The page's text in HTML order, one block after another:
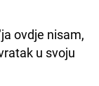
ovdje nisam,
u svoju